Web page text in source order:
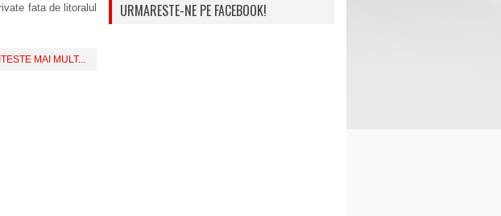
fata de litoralul
MAI MULT...
URMARESTE-NE PE FACEBOOK!